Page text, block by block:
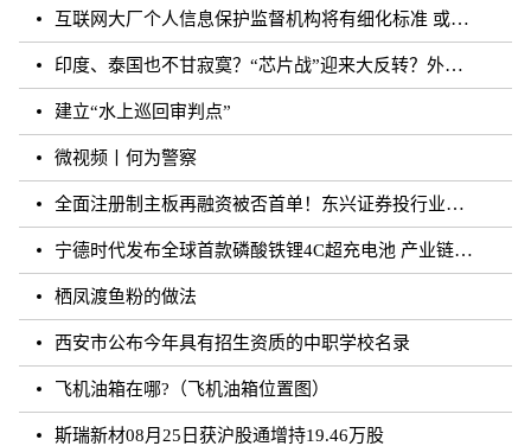
互联网大厂个人信息保护监督机构将有细化标准 或须六个月内完成组建
印度、泰国也不甘寂寞？“芯片战”迎来大反转？外媒：风云再起
建立“水上巡回审判点”
微视频丨何为警察
全面注册制主板再融资被否首单！东兴证券投行业务再遭打击
宁德时代发布全球首款磷酸铁锂4C超充电池 产业链上市公司相继规划和布局
栖凤渡鱼粉的做法
西安市公布今年具有招生资质的中职学校名录
飞机油箱在哪?（飞机油箱位置图）
斯瑞新材08月25日获沪股通增持19.46万股